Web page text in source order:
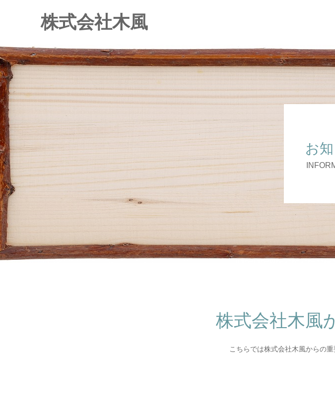
株式会社木風
お
株式会社木風
こちらでは株式会社木風からの